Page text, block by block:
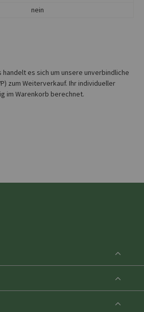
nein
es sich um unsere unverbindliche
zum Weiterverkauf. Ihr individueller
im Warenkorb berechnet.